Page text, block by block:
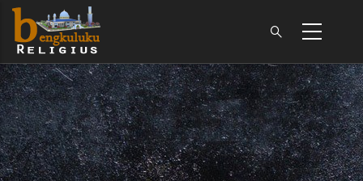
Skip
main
content